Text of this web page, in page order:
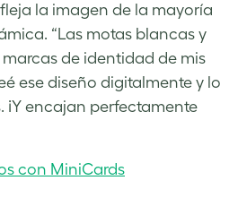
la imagen de la mayoría
“Las motas blancas y
marcas de identidad de mis
ese diseño digitalmente y lo
¡Y encajan perfectamente
con MiniCards